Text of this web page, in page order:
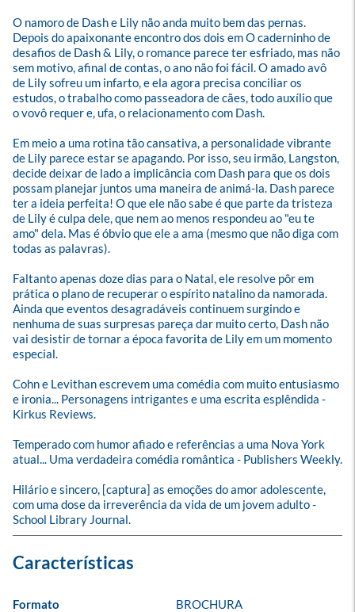
O namoro de Dash e Lily não anda muito bem das pernas.
Depois do apaixonante encontro dos dois em O caderninho de
desafios de Dash & Lily, o romance parece ter esfriado, mas não
sem motivo, afinal de contas, o ano não foi fácil. O amado avô
de Lily sofreu um infarto, e ela agora precisa conciliar os
estudos, o trabalho como passeadora de cães, todo auxílio que
o vovô requer e, ufa, o relacionamento com Dash.
Em meio a uma rotina tão cansativa, a personalidade vibrante
de Lily parece estar se apagando. Por isso, seu irmão, Langston,
decide deixar de lado a implicância com Dash para que os dois
possam planejar juntos uma maneira de animá-la. Dash parece
ter a ideia perfeita! O que ele não sabe é que parte da tristeza
de Lily é culpa dele, que nem ao menos respondeu ao "eu te
amo" dela. Mas é óbvio que ele a ama (mesmo que não diga com
todas as palavras).
Faltanto apenas doze dias para o Natal, ele resolve pôr em
prática o plano de recuperar o espírito natalino da namorada.
Ainda que eventos desagradáveis continuem surgindo e
nenhuma de suas surpresas pareça dar muito certo, Dash não
vai desistir de tornar a época favorita de Lily em um momento
especial.
Cohn e Levithan escrevem uma comédia com muito entusiasmo
e ironia... Personagens intrigantes e uma escrita esplêndida -
Kirkus Reviews.
Temperado com humor afiado e referências a uma Nova York
atual... Uma verdadeira comédia romântica - Publishers Weekly.
Hilário e sincero, [captura] as emoções do amor adolescente,
com uma dose da irreverência da vida de um jovem adulto -
School Library Journal.
Formato
BROCHURA